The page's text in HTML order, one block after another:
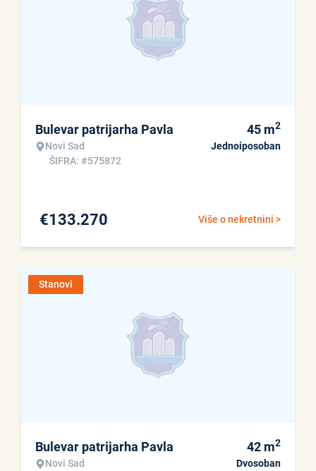
Bulevar patrijarha Pavla
Novi Sad
ŠIFRA: #575872
45 m2
Jednoiposoban
Više o nekretnini >
€133.270
Stanovi
Bulevar patrijarha Pavla
Novi Sad
42 m2
Dvosoban